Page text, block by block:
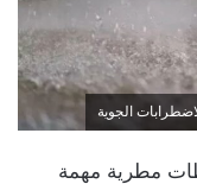
مطرية مهمة